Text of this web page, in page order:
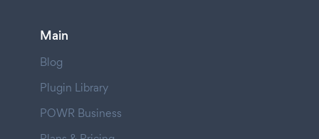
Main
Blog
Plugin Library
POWR Business